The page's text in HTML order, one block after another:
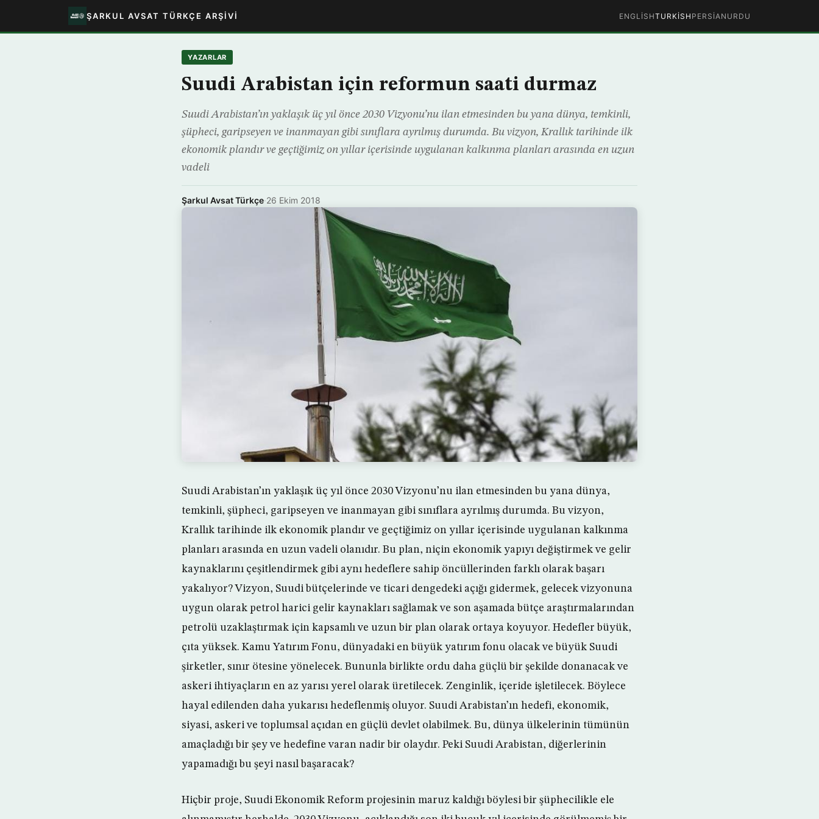
ŞARKUL AVSAT TÜRKÇE ARŞIVI ENGLISHTURKISH PERSIAN URDU
YAZARLAR
Suudi Arabistan için reformun saati durmaz
Suudi Arabistan’ın yaklaşık üç yıl önce 2030 Vizyonu’nu ilan etmesinden bu yana dünya, temkinli,
şüpheci, garipseyen ve inanmayan gibi sınıflara ayrılmış durumda. Bu vizyon, Krallık tarihinde ilk
ekonomik plandır ve geçtiğimiz on yıllar içerisinde uygulanan kalkınma planları arasında en uzun
vadeli
Şarkul Avsat Türkçe·26 Ekim 2018
Suudi Arabistan’ın yaklaşık üç yıl önce 2030 Vizyonu’nu ilan etmesinden bu yana dünya,
temkinli, şüpheci, garipseyen ve inanmayan gibi sınıflara ayrılmış durumda. Bu vizyon,
Krallık tarihinde ilk ekonomik plandır ve geçtiğimiz on yıllar içerisinde uygulanan kalkınma
planları arasında en uzun vadeli olanıdır. Bu plan, niçin ekonomik yapıyı değiştirmek ve gelir
kaynaklarını çeşitlendirmek gibi aynı hedeflere sahip öncüllerinden farklı olarak başarı
yakalıyor? Vizyon, Suudi bütçelerinde ve ticari dengedeki açığı gidermek, gelecek vizyonuna
uygun olarak petrol harici gelir kaynakları sağlamak ve son aşamada bütçe araştırmalarından
petrolü uzaklaştırmak için kapsamlı ve uzun bir plan olarak ortaya koyuyor. Hedefler büyük,
çıta yüksek. Kamu Yatırım Fonu, dünyadaki en büyük yatırım fonu olacak ve büyük Suudi
şirketler, sınır ötesine yönelecek. Bununla birlikte ordu daha güçlü bir şekilde donanacak ve
askeri ihtiyaçların en az yarısı yerel olarak üretilecek. Zenginlik, içeride işletilecek. Böylece
hayal edilenden daha yukarısı hedeflenmiş oluyor. Suudi Arabistan’ın hedefi, ekonomik,
siyasi, askeri ve toplumsal açıdan en güçlü devlet olabilmek. Bu, dünya ülkelerinin tümünün
amaçladığı bir şey ve hedefine varan nadir bir olaydır. Peki Suudi Arabistan, diğerlerinin
yapamadığı bu şeyi nasıl başaracak?
Hiçbir proje, Suudi Ekonomik Reform projesinin maruz kaldığı böylesi bir şüphecilikle ele